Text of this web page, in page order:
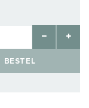
BESTEL